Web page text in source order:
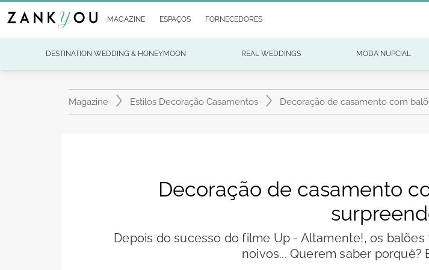
MAGAZINE ESPAÇOS FORNECEDORES
DESTINATION WEDDING & HONEYMOON REAL WEDDINGS MODA NUPCIAL
Magazine Estilos Decoração Casamentos Decoração de casamento com
Decoração de casamento
Depois do sucesso do filme Up - Altamente!, os
noivos... Querem saber porquê?